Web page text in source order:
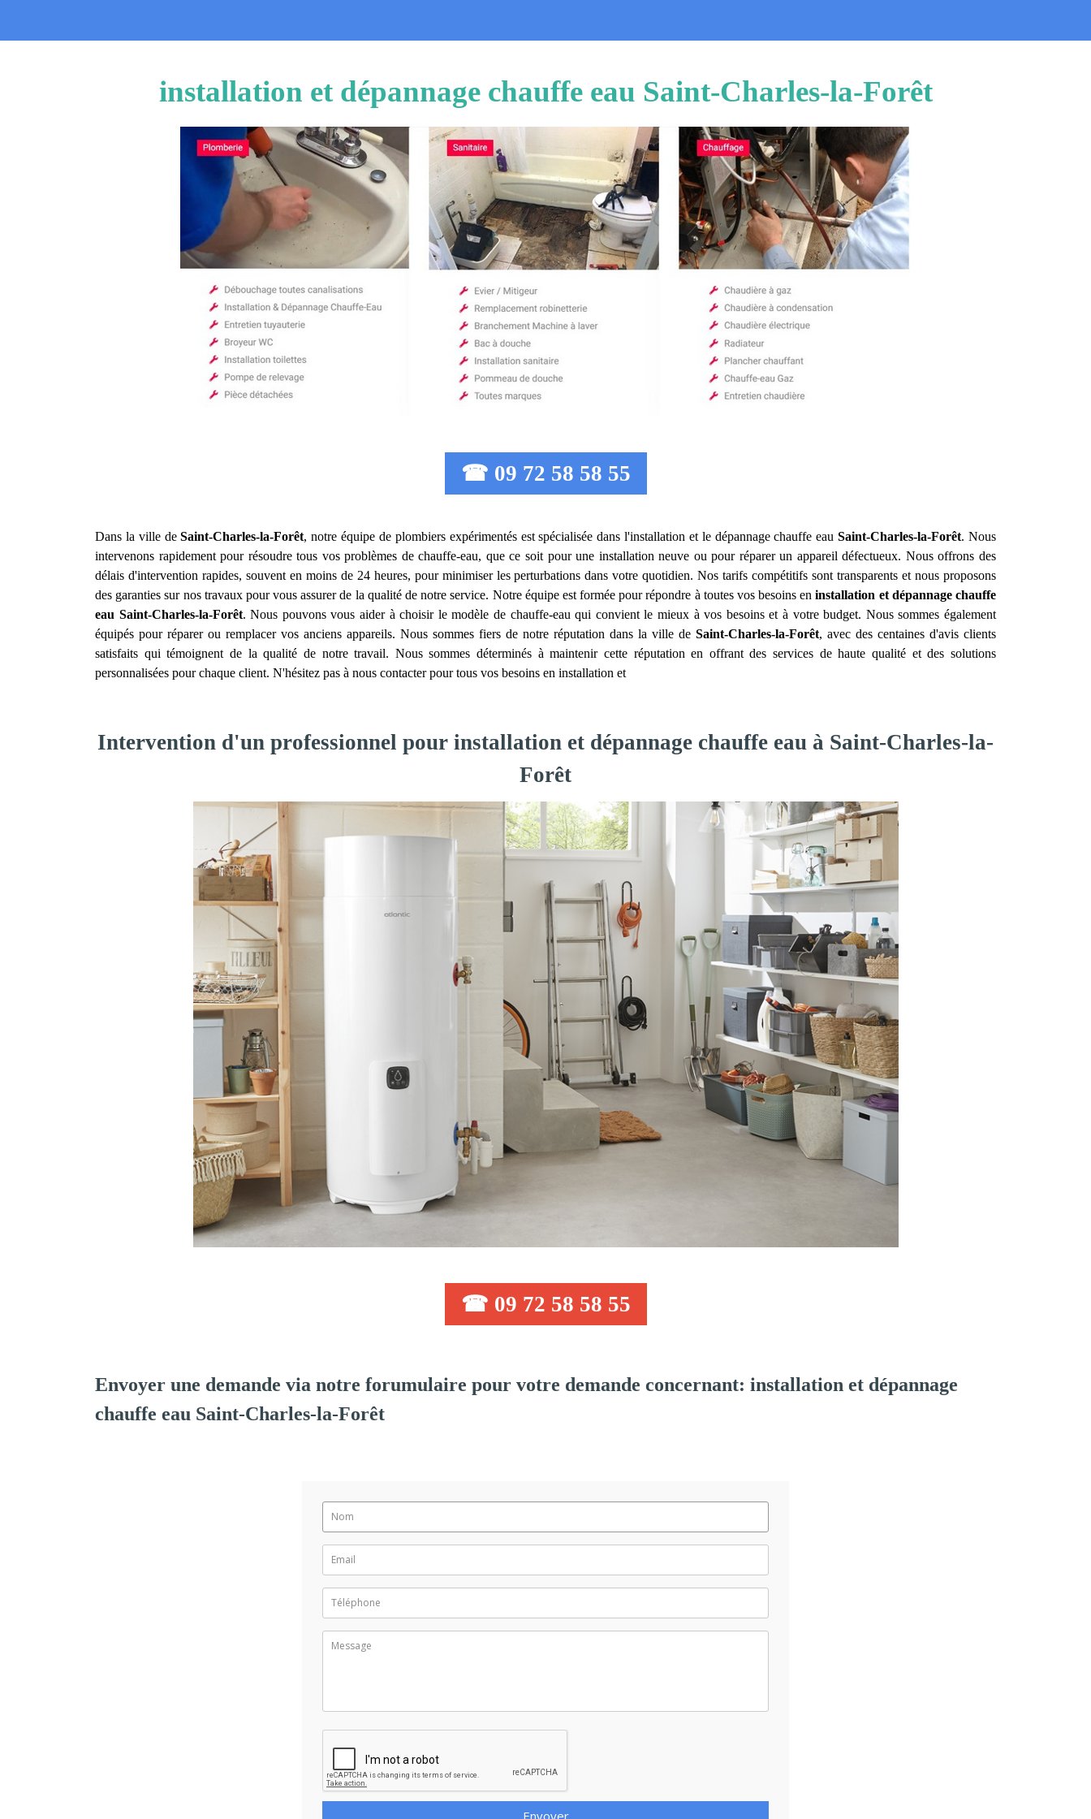
installation et dépannage chauffe eau Saint-Charles-la-Forêt
☎ 09 72 58 58 55
Dans la ville deSaint-Charles-la-Forêt, notre équipe de plombiers expérimentés est spécialisée dans l'installation et le dépannage chauffe eauSaint-Charles-la-Forêt. Nous
intervenons rapidement pour résoudre tous vos problèmes de chauffe-eau, que ce soit pour une installation neuve ou pour réparer un appareil défectueux. Nous offrons des
délais d'intervention rapides, souvent en moins de 24 heures, pour minimiser les perturbations dans votre quotidien. Nos tarifs compétitifs sont transparents et nous proposons
des garanties sur nos travaux pour vous assurer de la qualité de notre service. Notre équipe est formée pour répondre à toutes vos besoins eninstallation et dépannage chauffe
eau Saint-Charles-la-Forêt. Nous pouvons vous aider à choisir le modèle de chauffe-eau qui convient le mieux à vos besoins et à votre budget. Nous sommes également
équipés pour réparer ou remplacer vos anciens appareils. Nous sommes fiers de notre réputation dans la ville de Saint-Charles-la-Forêt, avec des centaines d'avis clients
satisfaits qui témoignent de la qualité de notre travail. Nous sommes déterminés à maintenir cette réputation en offrant des services de haute qualité et des solutions
personnalisées pour chaque client. N'hésitez pas à nous contacter pour tous vos besoins en installation et
Intervention d'un professionnel pour installation et dépannage chauffe eau à Saint-Charles-la-
Forêt
☎ 09 72 58 58 55
Envoyer une demande via notre forumulaire pour votre demande concernant: installation et dépannage
chauffe eau Saint-Charles-la-Forêt